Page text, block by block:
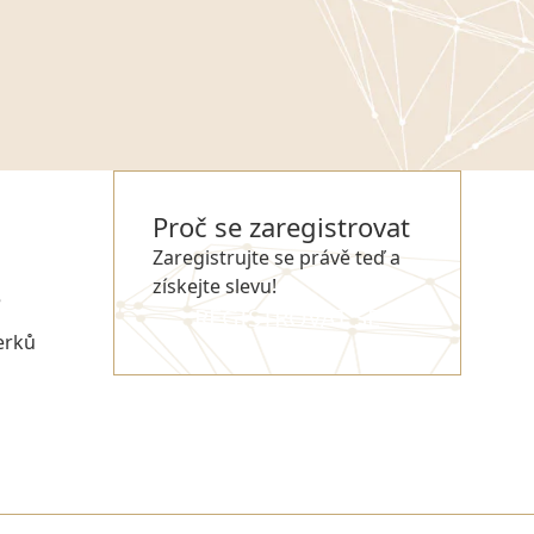
Proč se zaregistrovat
Zaregistrujte se právě teď a
získejte slevu!
REGISTROVAT SE